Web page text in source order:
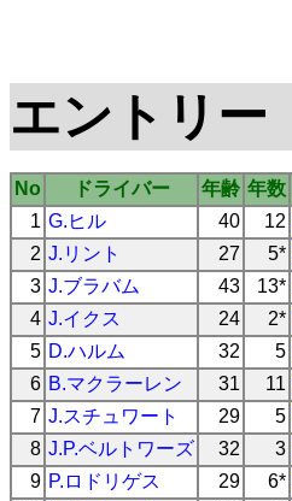
エントリー
No ドライバー 年齢 年数
1 G.ヒル 40 12
2 J.リント 27 5*
3 J.ブラバム 43 13*
4 J.イクス 24 2*
5 D.ハルム 32 5
6 B.マクラーレン 31 11
7 J.スチュワート 29 5
8 J.P.ベルトワーズ 32 3
9 P.ロドリゲス 29 6*